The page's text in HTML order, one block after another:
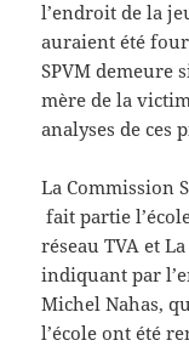
l’endroit de la
auraient été
SPVM demeure
mère de la
analyses de ces
La Commission
fait partie
réseau TVA et
indiquant par
Michel Nahas,
l’école ont été